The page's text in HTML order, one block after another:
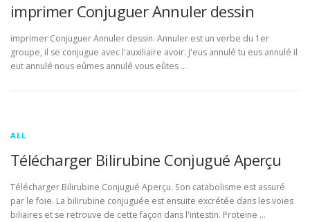
imprimer Conjuguer Annuler dessin
imprimer Conjuguer Annuler dessin. Annuler est un verbe du 1er
groupe, il se conjugue avec l'auxiliaire avoir. J'eus annulé tu eus annulé il
eut annulé nous eûmes annulé vous eûtes …
ALL
Télécharger Bilirubine Conjugué Aperçu
Télécharger Bilirubine Conjugué Aperçu. Son catabolisme est assuré
par le foie. La bilirubine conjuguée est ensuite excrétée dans les voies
biliaires et se retrouve de cette façon dans l'intestin. Proteine …